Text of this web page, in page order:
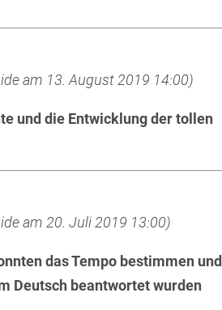
am 13. August 2019 14:00)
und die Entwicklung der tollen
am 20. Juli 2019 13:00)
das Tempo bestimmen und
Deutsch beantwortet wurden